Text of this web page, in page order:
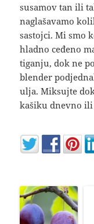
susamov tan ili
naglašavamo
sastojci. Mi smo
hladno ceđeno
tiganju, dok ne
blender
ulja. Miksujte
kašiku dnevno ili